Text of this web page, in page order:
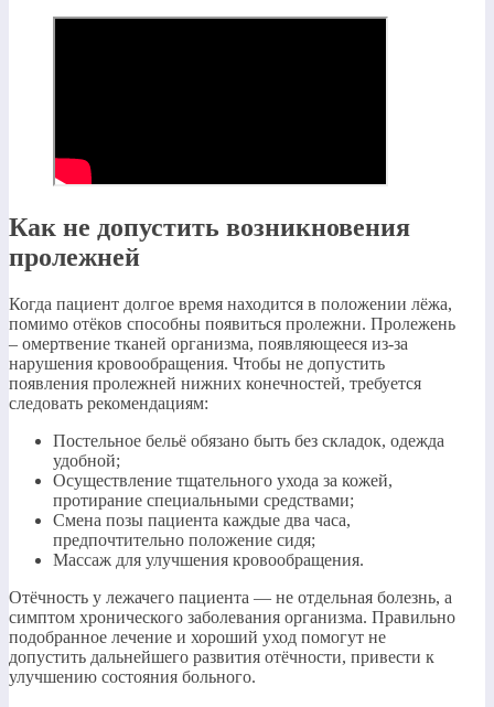
Как не допустить возникновения
пролежней
Когда пациент долгое время находится в положении лёжа,
помимо отёков способны появиться пролежни. Пролежень
– омертвение тканей организма, появляющееся из-за
нарушения кровообращения. Чтобы не допустить
появления пролежней нижних конечностей, требуется
следовать рекомендациям:
Постельное бельё обязано быть без складок, одежда
удобной;
Осуществление тщательного ухода за кожей,
протирание специальными средствами;
Смена позы пациента каждые два часа,
предпочтительно положение сидя;
Массаж для улучшения кровообращения.
Отёчность у лежачего пациента — не отдельная болезнь, а
симптом хронического заболевания организма. Правильно
подобранное лечение и хороший уход помогут не
допустить дальнейшего развития отёчности, привести к
улучшению состояния больного.